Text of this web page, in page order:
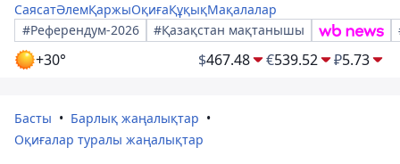
СаясатӘлемҚаржыОқиғаҚұқықМақалалар
#Референдум-2026
#Қазақстан мақтанышы
+30° $467.48 €539.52 ₽5.73
Басты
Барлық жаңалықтар
Оқиғалар туралы жаңалықтар